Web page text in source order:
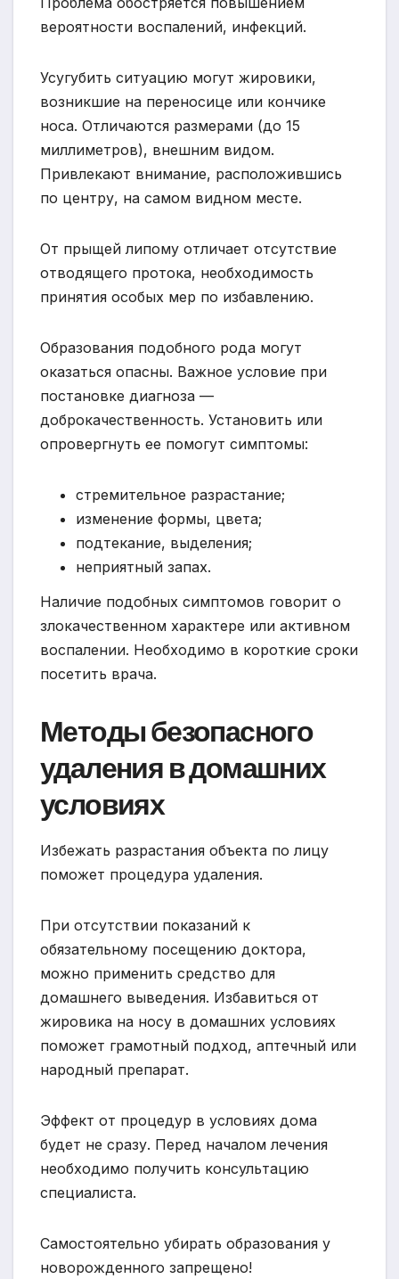
вероятности воспалений, инфекций.
Усугубить ситуацию могут жировики,
возникшие на переносице или кончике
носа. Отличаются размерами (до 15
миллиметров), внешним видом.
Привлекают внимание, расположившись
по центру, на самом видном месте.
От прыщей липому отличает отсутствие
отводящего протока, необходимость
принятия особых мер по избавлению.
Образования подобного рода могут
оказаться опасны. Важное условие при
постановке диагноза —
доброкачественность. Установить или
опровергнуть ее помогут симптомы:
стремительное разрастание;
изменение формы, цвета;
подтекание, выделения;
неприятный запах.
Наличие подобных симптомов говорит о
злокачественном характере или активном
воспалении. Необходимо в короткие сроки
посетить врача.
Методы безопасного
удаления в домашних
условиях
Избежать разрастания объекта по лицу
поможет процедура удаления.
При отсутствии показаний к
обязательному посещению доктора,
можно применить средство для
домашнего выведения. Избавиться от
жировика на носу в домашних условиях
поможет грамотный подход, аптечный или
народный препарат.
Эффект от процедур в условиях дома
будет не сразу. Перед началом лечения
необходимо получить консультацию
специалиста.
Самостоятельно убирать образования у
новорожденного запрещено!